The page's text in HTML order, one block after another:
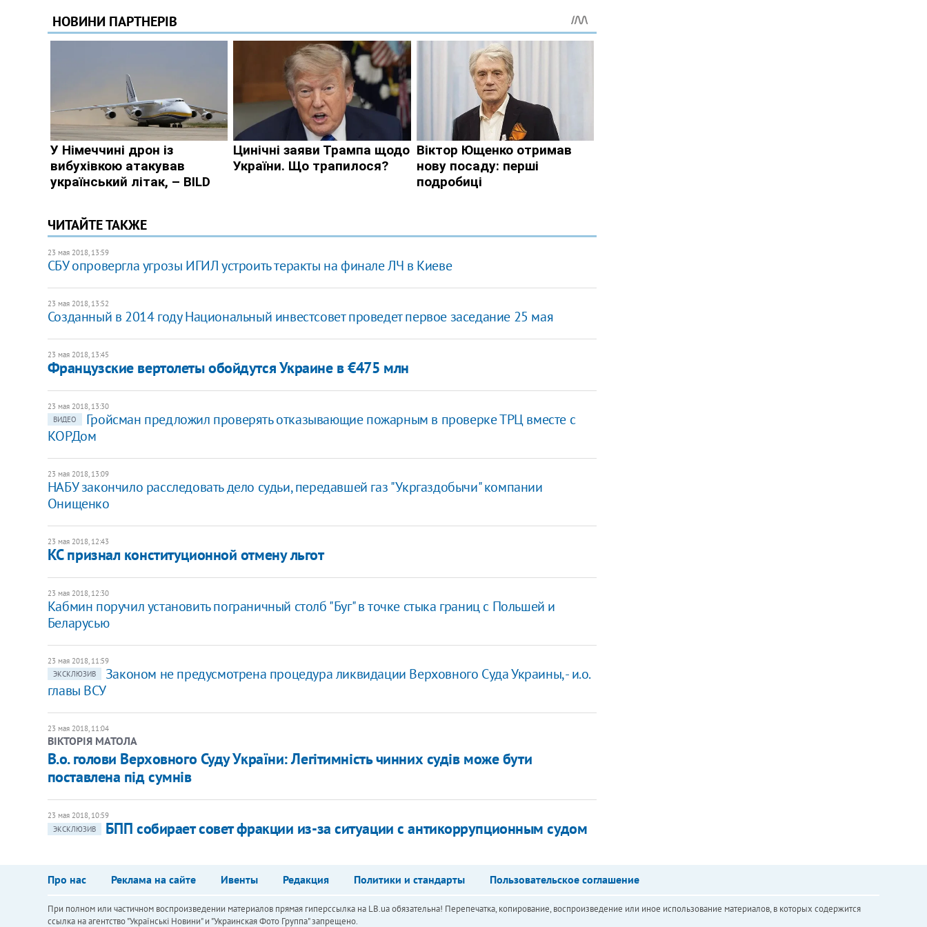
ЧИТАЙТЕ ТАКЖЕ
23 мая 2018, 13:59
СБУ опровергла угрозы ИГИЛ устроить теракты на финале ЛЧ в Киеве
23 мая 2018, 13:52
​Созданный в 2014 году Национальный инвестсовет проведет первое заседание 25 мая
23 мая 2018, 13:45
Французские вертолеты обойдутся Украине в €475 млн
23 мая 2018, 13:30
ВИДЕО
​Гройсман предложил проверять отказывающие пожарным в проверке ТРЦ вместе с
КОРДом
23 мая 2018, 13:09
НАБУ закончило расследовать дело судьи, передавшей газ "Укргаздобычи" компании
Онищенко
23 мая 2018, 12:43
КС признал конституционной отмену льгот
23 мая 2018, 12:30
Кабмин поручил установить пограничный столб "Буг" в точке стыка границ с Польшей и
Беларусью
23 мая 2018, 11:59
ЭКСКЛЮЗИВ
Законом не предусмотрена процедура ликвидации Верховного Суда Украины, - и.о.
главы ВСУ
23 мая 2018, 11:04
ВІКТОРІЯ МАТОЛА
В.о. голови Верховного Суду України: Легітимність чинних судів може бути
поставлена під сумнів
23 мая 2018, 10:59
ЭКСКЛЮЗИВ
БПП собирает совет фракции из-за ситуации с антикоррупционным судом
Про нас Реклама на сайте Ивенты Редакция Политики и стандарты Пользовательское соглашение
При полном или частичном воспроизведении материалов прямая гиперссылка на LB.ua обязательна! Перепечатка, копирование, воспроизведение или иное использование материалов, в которых содержится
ссылка на агентство "Українськi Новини" и "Украинская Фото Группа" запрещено.